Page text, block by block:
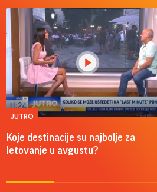
JUTRO
Koje destinacije su najbolje za
letovanje u avgustu?